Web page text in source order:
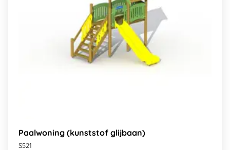
Paalwoning (kunststof glijbaan)
S521